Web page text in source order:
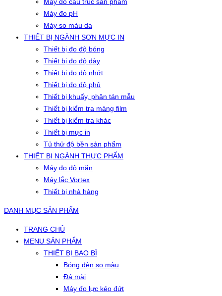
Máy đo pH
Máy so màu da
THIẾT BỊ NGÀNH SƠN MỰC IN
Thiết bị đo độ bóng
Thiết bị đo độ dày
Thiết bị đo độ nhớt
Thiết bị đo độ phủ
Thiết bị khuấy, phân tán mẫu
Thiết bị kiểm tra màng film
Thiết bị kiểm tra khác
Thiết bị mực in
Tủ thử độ bền sản phẩm
THIẾT BỊ NGÀNH THỰC PHẨM
Máy đo độ mặn
Máy lắc Vortex
Thiết bị nhà hàng
DANH MỤC SẢN PHẨM
TRANG CHỦ
MENU SẢN PHẨM
THIẾT BỊ BAO BÌ
Bóng đèn so màu
Đá mài
Máy đo lực kéo đứt